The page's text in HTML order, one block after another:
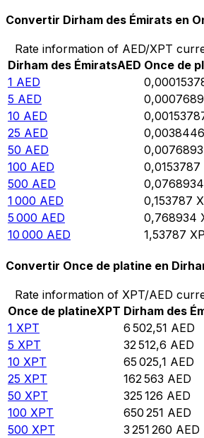
Convertir Dirham des Émirats en
Rate information of AED/XPT
Dirham des ÉmiratsAED Once de
1 AED
5 AED
10 AED
25 AED
50 AED
100 AED 0,0153787
500 AED 0,0768934
1 000 AED 0,153787
5 000 AED 0,768934
10 000 AED 1,53787
Convertir Once de platine en
Rate information of XPT/AED
Once de platineXPT Dirham des
1 XPT 6 502,51 AED
5 XPT 32 512,6 AED
10 XPT 65 025,1 AED
25 XPT 162 563 AED
50 XPT 325 126 AED
100 XPT 650 251 AED
500 XPT 3 251 260 AED